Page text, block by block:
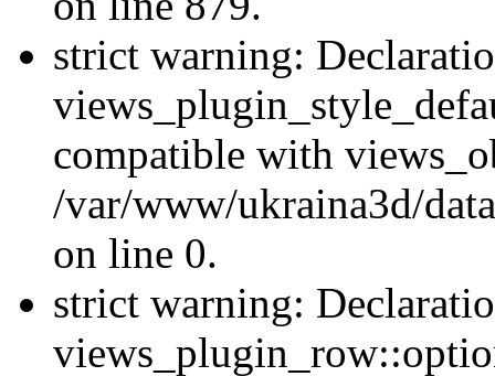
strict warning:
compatible with
/var/www/ukraina3d/
on line 0.
strict warning: